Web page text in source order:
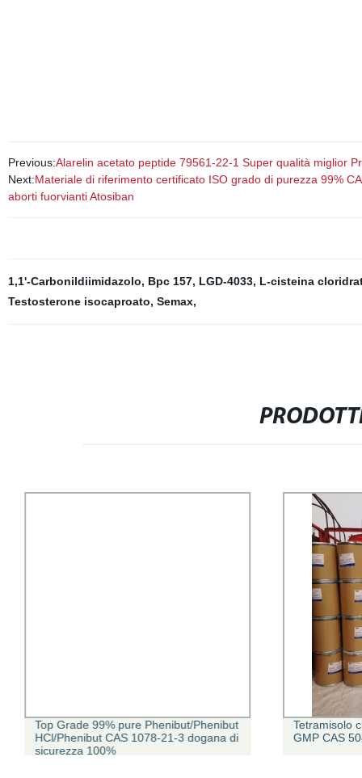
Previous:Alarelin acetato peptide 79561-22-1 Super qualità miglior
Next:Materiale di riferimento certificato ISO grado di purezza 99%
aborti fuorvianti Atosiban
1,1'-Carbonildiimidazolo, Bpc 157, LGD-4033, L-cisteina
Testosterone isocaproato, Semax,
Top Grade 99% pure Phenibut/Phenibut
HCl/Phenibut CAS 1078-21-3 dogana di
sicurezza 100%
Tetramisolo
GMP CAS